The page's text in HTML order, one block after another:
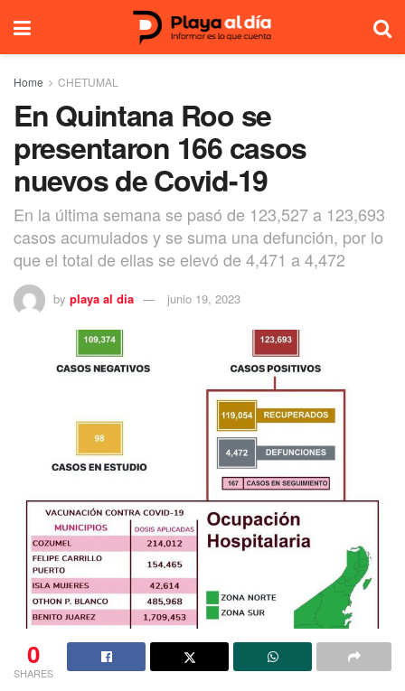
Home CHETUMAL
En Quintana Roo se
presentaron 166 casos
nuevos de Covid-19
En la última semana se pasó de 123,527 a 123,693
casos acumulados y se suma una defunción, por lo
que el total de ellas se elevó de 4,471 a 4,472
by playa al dia junio 19, 2023
0
SHARES